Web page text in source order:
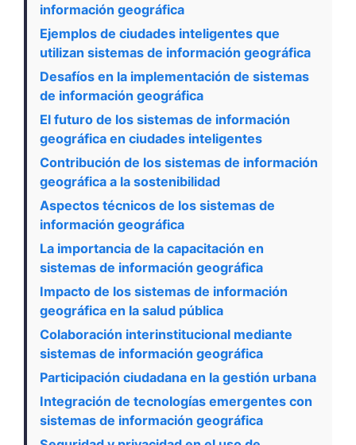
información geográfica
Ejemplos de ciudades inteligentes que
utilizan sistemas de información geográfica
Desafíos en la implementación de sistemas
de información geográfica
El futuro de los sistemas de información
geográfica en ciudades inteligentes
Contribución de los sistemas de información
geográfica a la sostenibilidad
Aspectos técnicos de los sistemas de
información geográfica
La importancia de la capacitación en
sistemas de información geográfica
Impacto de los sistemas de información
geográfica en la salud pública
Colaboración interinstitucional mediante
sistemas de información geográfica
Participación ciudadana en la gestión urbana
Integración de tecnologías emergentes con
sistemas de información geográfica